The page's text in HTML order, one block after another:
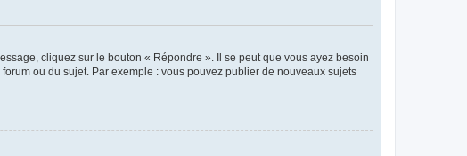
cliquez sur le bouton « Répondre ». Il se peut que vous ayez besoin
ou du sujet. Par exemple : vous pouvez publier de nouveaux sujets